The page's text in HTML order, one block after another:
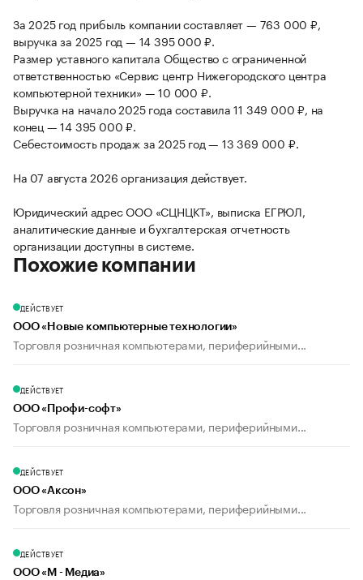
За 2025 год прибыль компании составляет — 763 000 ₽,
выручка за 2025 год — 14 395 000 ₽.
Размер уставного капитала Общество с ограниченной
ответственностью «Сервис центр Нижегородского центра
компьютерной техники» — 10 000 ₽.
Выручка на начало 2025 года составила 11 349 000 ₽, на
конец — 14 395 000 ₽.
Себестоимость продаж за 2025 год — 13 369 000 ₽.
На 07 августа 2026 организация действует.
Юридический адрес ООО «СЦНЦКТ», выписка ЕГРЮЛ,
аналитические данные и бухгалтерская отчетность
организации доступны в системе.
Похожие компании
ДЕЙСТВУЕТ
ООО «Новые компьютерные технологии»
Торговля розничная компьютерами, периферийными...
ДЕЙСТВУЕТ
ООО «Профи-софт»
Торговля розничная компьютерами, периферийными...
ДЕЙСТВУЕТ
ООО «Аксон»
Торговля розничная компьютерами, периферийными...
ДЕЙСТВУЕТ
ООО «М - Медиа»